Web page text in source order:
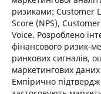
ризиками: Customer
Score (NPS),
Voice. Розроблено
фінансового ризик-
ринкових сигналів,
маркетингових даних
Емпірично